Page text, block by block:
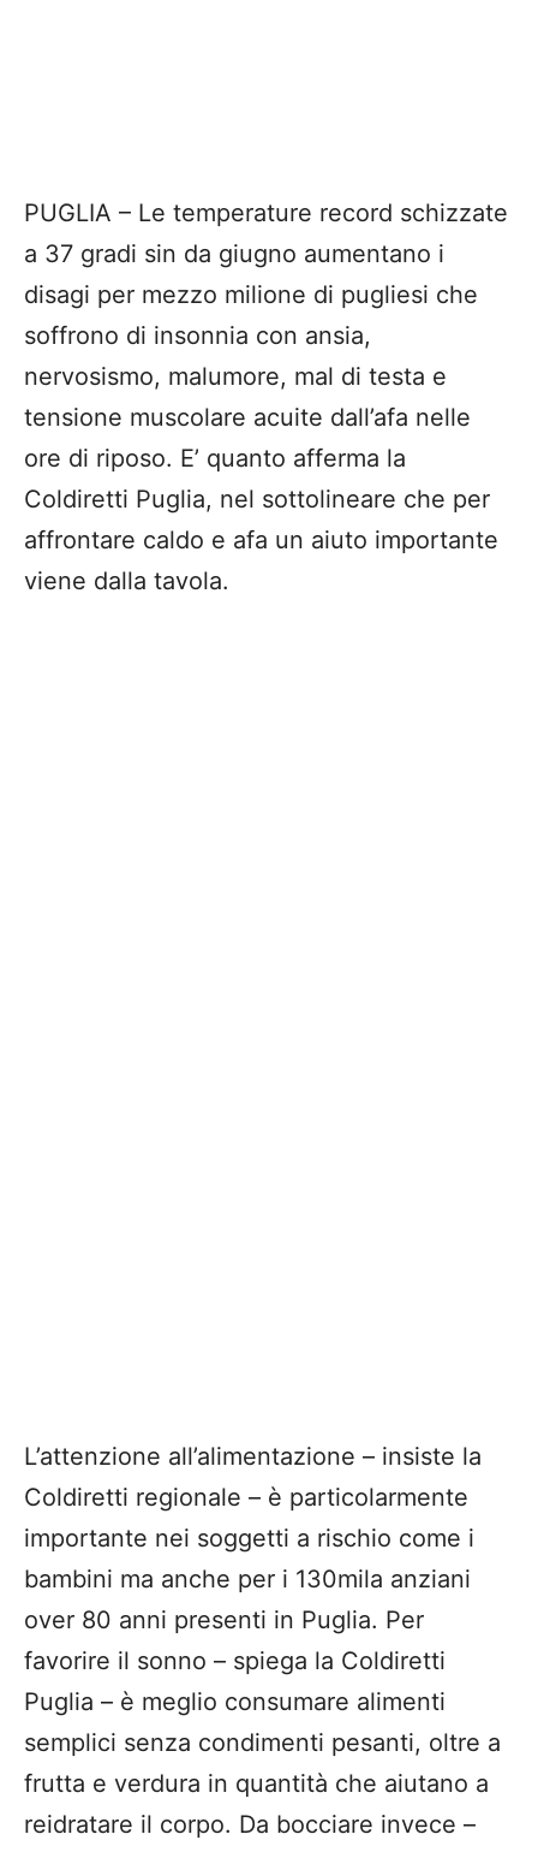
PUGLIA – Le temperature record schizzate
a 37 gradi sin da giugno aumentano i
disagi per mezzo milione di pugliesi che
soffrono di insonnia con ansia,
nervosismo, malumore, mal di testa e
tensione muscolare acuite dall’afa nelle
ore di riposo. E’ quanto afferma la
Coldiretti Puglia, nel sottolineare che per
affrontare caldo e afa un aiuto importante
viene dalla tavola.
L’attenzione all’alimentazione – insiste la
Coldiretti regionale – è particolarmente
importante nei soggetti a rischio come i
bambini ma anche per i 130mila anziani
over 80 anni presenti in Puglia. Per
favorire il sonno – spiega la Coldiretti
Puglia – è meglio consumare alimenti
semplici senza condimenti pesanti, oltre a
frutta e verdura in quantità che aiutano a
reidratare il corpo. Da bocciare invece –